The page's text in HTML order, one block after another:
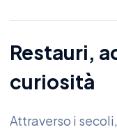
Restauri,
curiosità
Attraverso i